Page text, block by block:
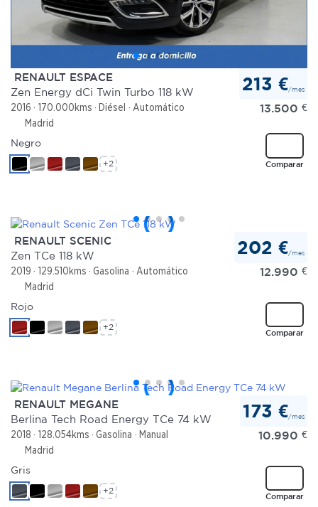
RENAULT ESPACE
Zen Energy dCi Twin Turbo 118 kW
2016 170.000kms Diésel
Automático
Madrid
213 €/mes
13.500 €
Comparar
Negro
+2
RENAULT SCENIC
Zen TCe 118 kW
2019 129.510kms Gasolina
Automático
Madrid
202 €/mes
12.990 €
Comparar
Rojo
+2
RENAULT MEGANE
Berlina Tech Road Energy TCe 74 kW
2018 128.054kms Gasolina
Manual
Madrid
173 €/mes
10.990 €
Comparar
Gris
+2